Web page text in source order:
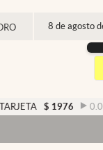
8 de agosto
$ 1976 0.00 %